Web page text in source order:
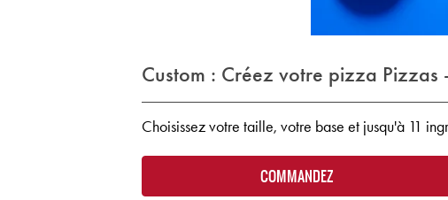
Custom : Créez votre pizza Pizzas
Choisissez votre taille, votre base et jusqu'à 11
COMMANDEZ